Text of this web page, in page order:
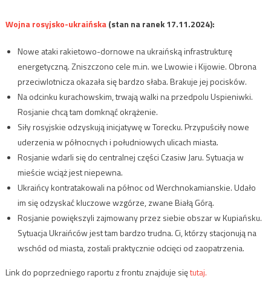
Wojna rosyjsko-ukraińska(stan na ranek 17.11.2024):
Nowe ataki rakietowo-dornowe na ukraińską infrastrukturę
energetyczną. Zniszczono cele m.in. we Lwowie i Kijowie. Obrona
przeciwlotnicza okazała się bardzo słaba. Brakuje jej pocisków.
Na odcinku kurachowskim, trwają walki na przedpolu Uspieniwki.
Rosjanie chcą tam domknąć okrążenie.
Siły rosyjskie odzyskują inicjatywę w Torecku. Przypuściły nowe
uderzenia w północnych i południowych ulicach miasta.
Rosjanie wdarli się do centralnej części Czasiw Jaru. Sytuacja w
mieście wciąż jest niepewna.
Ukraińcy kontratakowali na północ od Werchnokamianskie. Udało
im się odzyskać kluczowe wzgórze, zwane Białą Górą.
Rosjanie powiększyli zajmowany przez siebie obszar w Kupiańsku.
Sytuacja Ukraińców jest tam bardzo trudna. Ci, którzy stacjonują na
wschód od miasta, zostali praktycznie odcięci od zaopatrzenia.
Link do poprzedniego raportu z frontu znajduje siętutaj.